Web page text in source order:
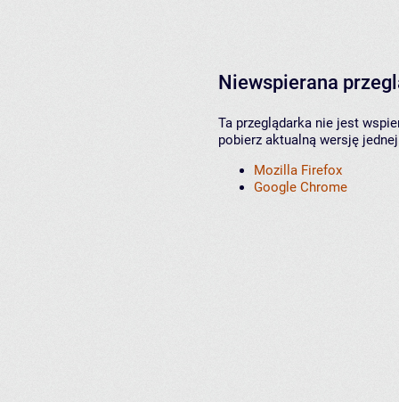
Niewspierana
Ta przeglądarka nie jest
pobierz aktualną wersję
Mozilla Firefox
Google Chrome